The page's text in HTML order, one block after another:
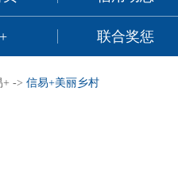
联合奖惩
+ -> 信易+美丽乡村